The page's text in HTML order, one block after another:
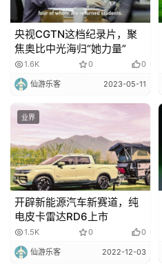
央视CGTN这档纪录片，聚
焦奥比中光海归“她力量”
1.6K 0 0
仙游乐客 2023-05-11
业界
开辟新能源汽车新赛道，纯
电皮卡雷达RD6上市
1.5K 0 0
仙游乐客 2022-12-03